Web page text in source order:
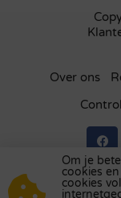
Over ons
Bezoek ons
Om je
cookies
cookies